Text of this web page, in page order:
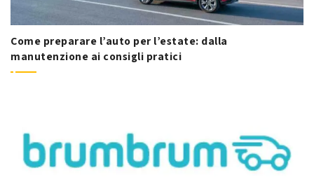
Come preparare l’auto per l’estate: dalla
manutenzione ai consigli pratici